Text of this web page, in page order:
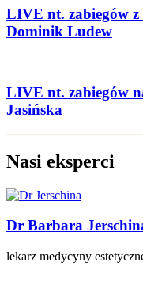
LIVE nt. zabiegów z
Dominik Ludew
LIVE nt. zabiegów
Jasińska
Nasi eksperci
Dr Barbara
lekarz medycyny